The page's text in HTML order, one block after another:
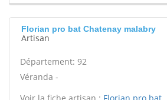
Florian pro bat Chatenay malabry
Artisan
Département: 92
Véranda -